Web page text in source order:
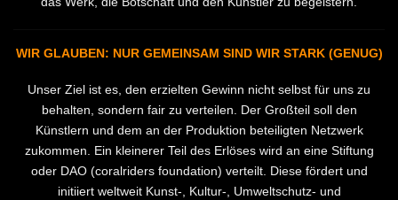
WIR GLAUBEN: NUR GEMEINSAM SIND WIR STARK (GENUG)
Unser Ziel ist es, den erzielten Gewinn nicht selbst für uns zu
behalten, sondern fair zu verteilen. Der Großteil soll den
Künstlern und dem an der Produktion beteiligten Netzwerk
zukommen. Ein kleinerer Teil des Erlöses wird an eine Stiftung
oder DAO (coralriders foundation) verteilt. Diese fördert und
initiiert weltweit Kunst-, Kultur-, Umweltschutz- und